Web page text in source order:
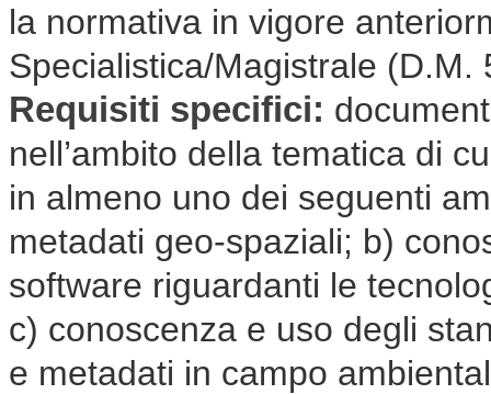
la normativa in vigore
Specialistica/Magistrale (D.M.
Requisiti specifici:
nell’ambito della tematica di
in almeno uno dei seguenti
metadati geo-spaziali; b)
software riguardanti le
c) conoscenza e uso degli
e metadati in campo